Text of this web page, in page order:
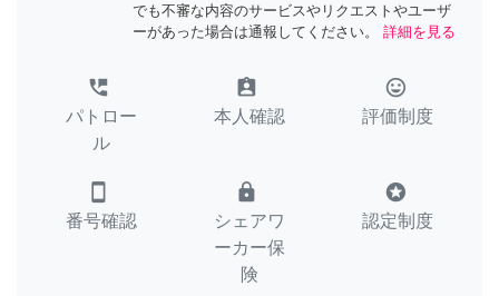
でも不審な内容のサービスやリクエストやユーザ
ーがあった場合は通報してください。
詳細を見る
perm_phone_msg
パトロー
ル
assignment_ind
本人確認
tag_faces
評価制度
smartphone
番号確認
lock
シェアワ
ーカー保
険
stars
認定制度